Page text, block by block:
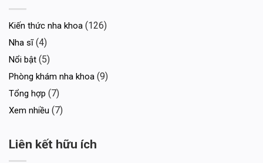
Kiến thức nha khoa (126)
Nha sĩ(4)
Nổi bật (5)
Phòng khám nha khoa (9)
Tổng hợp (7)
Xem nhiều (7)
Liên kết hữu ích